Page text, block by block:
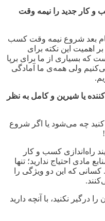
و کار جدید را نیمه وقت
بعد شروع نیمه وقت کسب
اهمیت این نکته برای
که بسیاری از ما برای برپا
کنیم ولی همهی ما آمادگی
کننده یا شیرین و کامل به نظر
چه میشود یا اگر شروع
راه اندازی کسب و کار
مادی احتیاج ندارید؛ تنها
که این دو ویژگی را
کنند.
درگیر نکنید، با آنچه دارید